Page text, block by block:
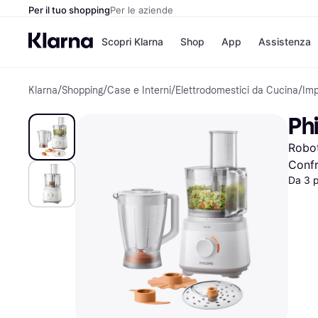
Per il tuo shoppingPer le aziende
Scopri Klarna
Opzioni di
Paga in 3 rate
Paga dopo 30 giorni
Finanziamento
Shop
Negozi
Unieuro
Media
eBay
Zalando
App Assistenza
Klarna/Shopping/Case e Interni/Elettrodomestici da Cucina/
Da 3